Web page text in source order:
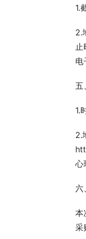
1.
2.
电
五
1.
2.
心
六
本
采